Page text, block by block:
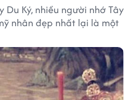
Du Ký, nhiều người nhớ Tây
nhân đẹp nhất lại là một